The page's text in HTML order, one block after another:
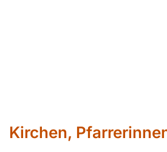
Kirchen,